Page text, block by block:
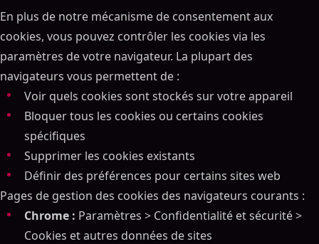
En plus de notre mécanisme de consentement aux
cookies, vous pouvez contrôler les cookies via les
paramètres de votre navigateur. La plupart des
navigateurs vous permettent de :
Voir quels cookies sont stockés sur votre appareil
Bloquer tous les cookies ou certains cookies
spécifiques
Supprimer les cookies existants
Définir des préférences pour certains sites web
Pages de gestion des cookies des navigateurs courants :
Chrome : Paramètres > Confidentialité et sécurité >
Cookies et autres données de sites